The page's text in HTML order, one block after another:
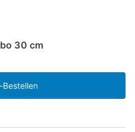
30 cm
Bestellen